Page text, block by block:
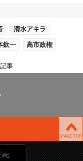
清水アキラ
欽一 高市政権
記事